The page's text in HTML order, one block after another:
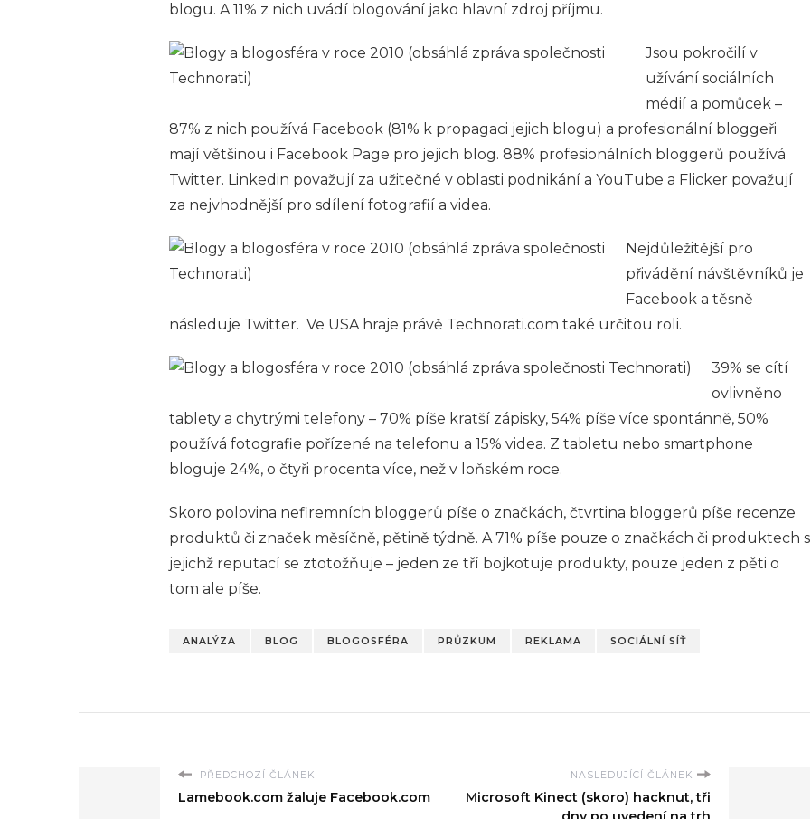
blogu. A 11% z nich uvádí blogování jako hlavní zdroj příjmu.
Jsou pokročilí v
užívání sociálních
médií a pomůcek –
87% z nich používá Facebook (81% k propagaci jejich blogu) a profesionální bloggeři
mají většinou i Facebook Page pro jejich blog. 88% profesionálních bloggerů používá
Twitter. Linkedin považují za užitečné v oblasti podnikání a YouTube a Flicker považují
za nejvhodnější pro sdílení fotografií a videa.
Nejdůležitější pro
přivádění návštěvníků je
Facebook a těsně
následuje Twitter. Ve USA hraje právě Technorati.com také určitou roli.
39% se cítí
ovlivněno
tablety a chytrými telefony – 70% píše kratší zápisky, 54% píše více spontánně, 50%
používá fotografie pořízené na telefonu a 15% videa. Z tabletu nebo smartphone
bloguje 24%, o čtyři procenta více, než v loňském roce.
Skoro polovina nefiremních bloggerů píše o značkách, čtvrtina bloggerů píše recenze
produktů či značek měsíčně, pětině týdně. A 71% píše pouze o značkách či produktech s
jejichž reputací se ztotožňuje – jeden ze tří bojkotuje produkty, pouze jeden z pěti o
tom ale píše.
ANALÝZA BLOG BLOGOSFÉRA PRŮZKUM REKLAMA SOCIÁLNÍ SÍŤ
PŘEDCHOZÍ ČLÁNEK
Lamebook.com žaluje Facebook.com
NASLEDUJÍCÍ ČLÁNEK
Microsoft Kinect (skoro) hacknut, tři